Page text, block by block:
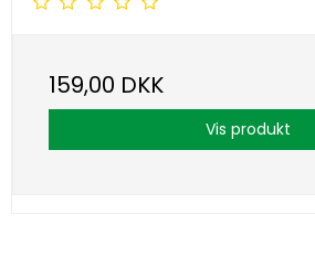
159,00 DKK
Vis produkt